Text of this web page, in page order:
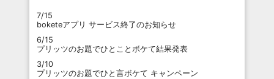
7/15
boketeアプリ サービス終了のお知らせ
6/15
プリッツのお題でひとことボケて結果発表
3/10
プリッツのお題でひと言ボケて キャンペーン